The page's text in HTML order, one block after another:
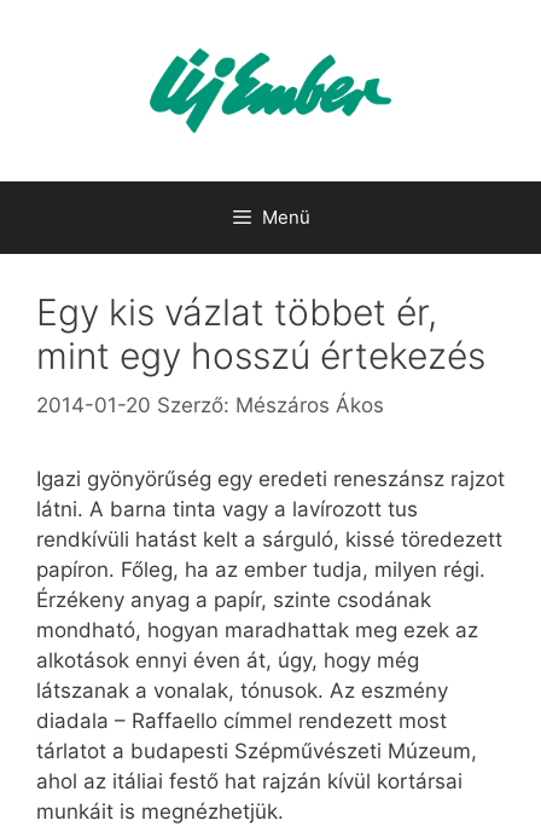
Menü
Egy kis vázlat többet ér,
mint egy hosszú értekezés
2014-01-20 Szerző: Mészáros Ákos
Igazi gyönyörűség egy eredeti reneszánsz rajzot
látni. A barna tinta vagy a lavírozott tus
rendkívüli hatást kelt a sárguló, kissé töredezett
papíron. Főleg, ha az ember tudja, milyen régi.
Érzékeny anyag a papír, szinte csodának
mondható, hogyan maradhattak meg ezek az
alkotások ennyi éven át, úgy, hogy még
látszanak a vonalak, tónusok. Az eszmény
diadala – Raffaello címmel rendezett most
tárlatot a budapesti Szépművészeti Múzeum,
ahol az itáliai festő hat rajzán kívül kortársai
munkáit is megnézhetjük.